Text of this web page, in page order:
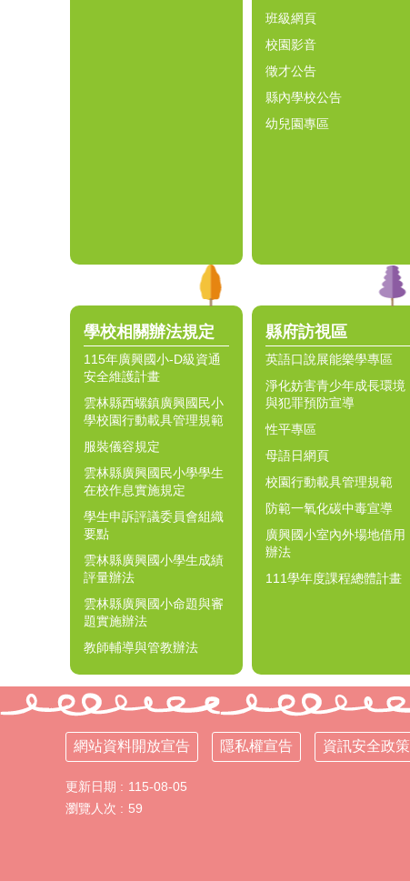
班級網頁
校園影音
徵才公告
縣內學校公告
幼兒園專區
學校相關辦法規定
115年廣興國小-D級資通
安全維護計畫
雲林縣西螺鎮廣興國民小
學校園行動載具管理規範
服裝儀容規定
雲林縣廣興國民小學學生
在校作息實施規定
學生申訴評議委員會組織
要點
雲林縣廣興國小學生成績
評量辦法
雲林縣廣興國小命題與審
題實施辦法
教師輔導與管教辦法
縣府訪視區
英語口說展能樂學專區
淨化妨害青少年成長環境
與犯罪預防宣導
性平專區
母語日網頁
校園行動載具管理規範
防範一氧化碳中毒宣導
廣興國小室內外場地借用
辦法
111學年度課程總體計畫
網站資料開放宣告 隱私權宣告 資訊安全政策
更新日期
115-08-05
瀏覽人次
59